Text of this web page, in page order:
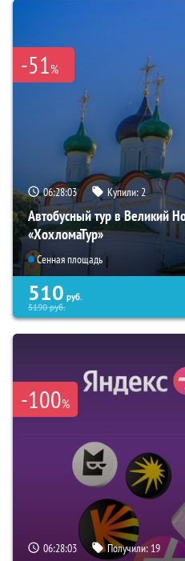
-51%
06:28:02 Купили:2
Автобусный тур в Великий
«ХохломаТур»
Сенная площадь
510 руб.
5190руб.
-100%
06:28:02 Получили: 19